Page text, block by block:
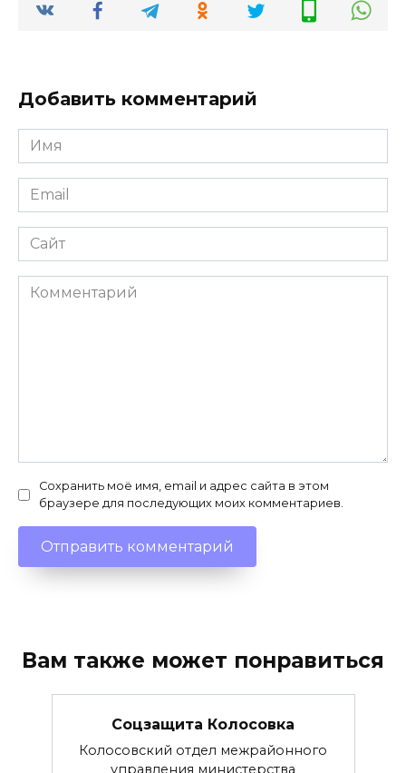
Добавить комментарий
Имя
*
Email
*
Сайт
Комментарий
Сохранить моё имя, email и адрес сайта в этом
браузере для последующих моих комментариев.
Вам также может понравиться
Соцзащита Колосовка
Колосовский отдел межрайонного
управления министерства